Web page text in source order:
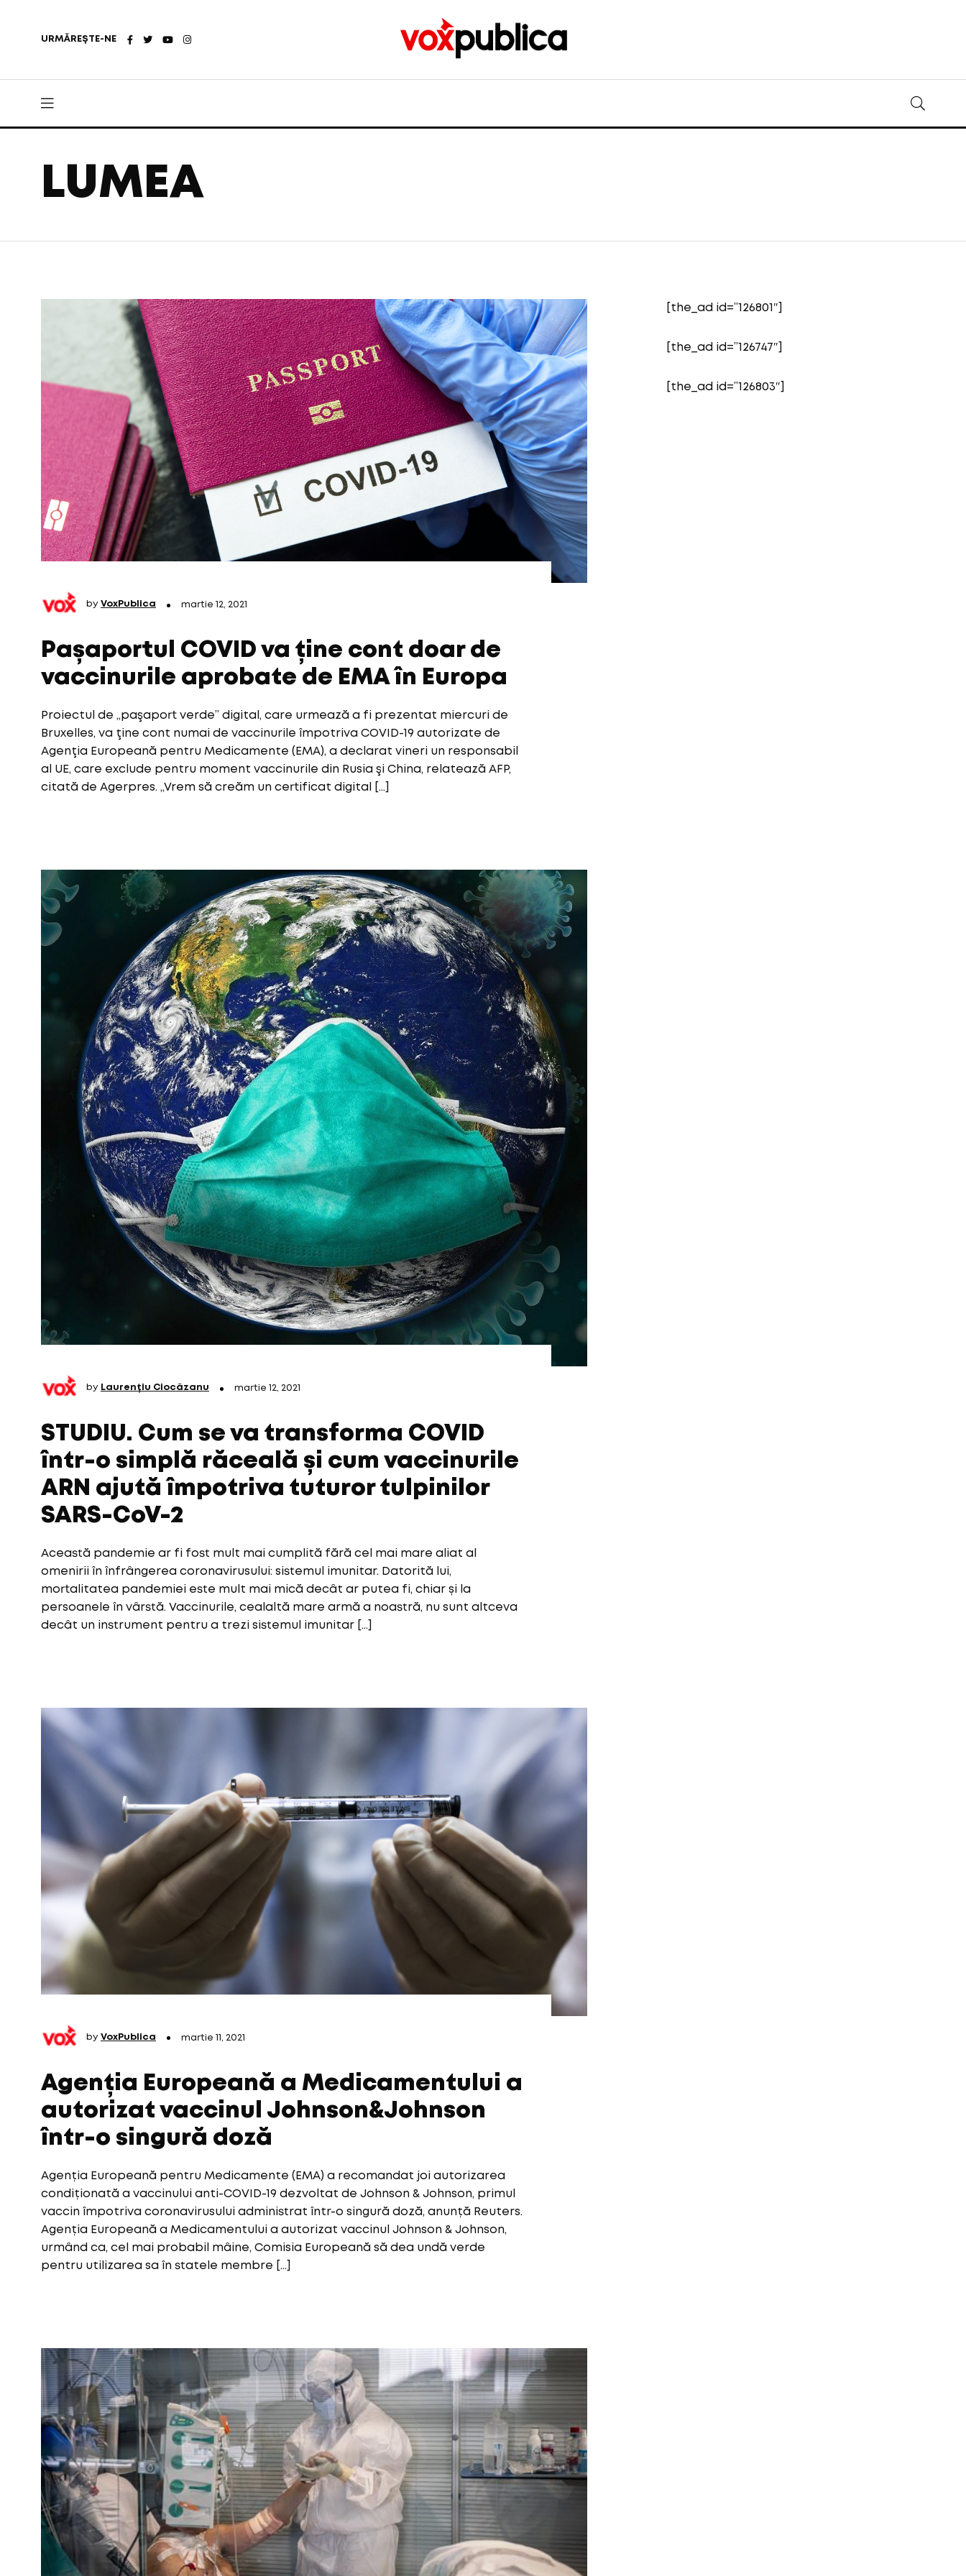
URMĂREȘTE-NE
LUMEA
by VoxPublica martie 12, 2021
Pașaportul COVID va ține cont doar de
vaccinurile aprobate de EMA în Europa
Proiectul de „paşaport verde” digital, care urmează a fi prezentat miercuri de
Bruxelles, va ţine cont numai de vaccinurile împotriva COVID-19 autorizate de
Agenţia Europeană pentru Medicamente (EMA), a declarat vineri un responsabil
al UE, care exclude pentru moment vaccinurile din Rusia şi China, relatează AFP,
citată de Agerpres. „Vrem să creăm un certificat digital […]
by Laurențiu Ciocăzanu martie 12, 2021
STUDIU. Cum se va transforma COVID
într-o simplă răceală și cum vaccinurile
ARN ajută împotriva tuturor tulpinilor
SARS-CoV-2
Această pandemie ar fi fost mult mai cumplită fără cel mai mare aliat al
omenirii în înfrângerea coronavirusului: sistemul imunitar. Datorită lui,
mortalitatea pandemiei este mult mai mică decât ar putea fi, chiar și la
persoanele în vârstă. Vaccinurile, cealaltă mare armă a noastră, nu sunt altceva
decât un instrument pentru a trezi sistemul imunitar […]
by VoxPublica martie 11, 2021
Agenția Europeană a Medicamentului a
autorizat vaccinul Johnson&Johnson
într-o singură doză
Agenția Europeană pentru Medicamente (EMA) a recomandat joi autorizarea
condiționată a vaccinului anti-COVID-19 dezvoltat de Johnson & Johnson, primul
vaccin împotriva coronavirusului administrat într-o singură doză, anunță Reuters.
Agenția Europeană a Medicamentului a autorizat vaccinul Johnson & Johnson,
urmând ca, cel mai probabil mâine, Comisia Europeană să dea undă verde
pentru utilizarea sa în statele membre […]
[the_ad id=”126801″]
[the_ad id=”126747″]
[the_ad id=”126803″]